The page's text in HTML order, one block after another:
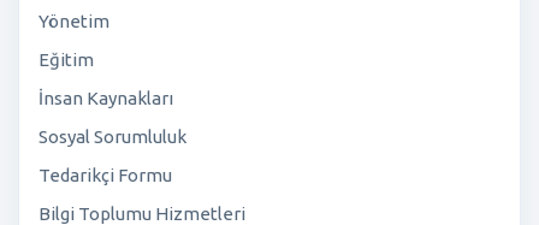
Yönetim
Eğitim
İnsan Kaynakları
Sosyal Sorumluluk
Tedarikçi Formu
Bilgi Toplumu Hizmetleri